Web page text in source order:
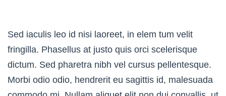
Sed iaculis leo id nisi laoreet, in elem tum velit
fringilla. Phasellus at justo quis orci scelerisque
dictum. Sed pharetra nibh vel cursus pellentesque.
Morbi odio odio, hendrerit eu sagittis id, malesuada